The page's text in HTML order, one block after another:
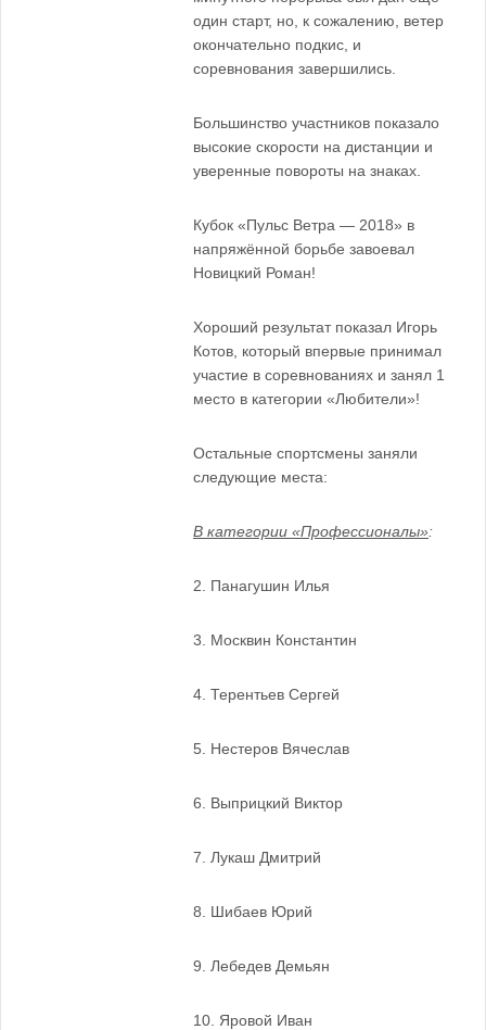
один старт, но, к сожалению, ветер
окончательно подкис, и
соревнования завершились.
Большинство участников показало
высокие скорости на дистанции и
уверенные повороты на знаках.
Кубок «Пульс Ветра — 2018» в
напряжённой борьбе завоевал
Новицкий Роман!
Хороший результат показал Игорь
Котов, который впервые принимал
участие в соревнованиях и занял 1
место в категории «Любители»!
Остальные спортсмены заняли
следующие места:
В категории «Профессионалы»:
2. Панагушин Илья
3. Москвин Константин
4. Терентьев Сергей
5. Нестеров Вячеслав
6. Выприцкий Виктор
7. Лукаш Дмитрий
8. Шибаев Юрий
9. Лебедев Демьян
10. Яровой Иван